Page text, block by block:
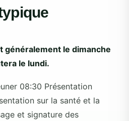
généralement le dimanche
le lundi.
08:30 Présentation
sur la santé et la
et signature des